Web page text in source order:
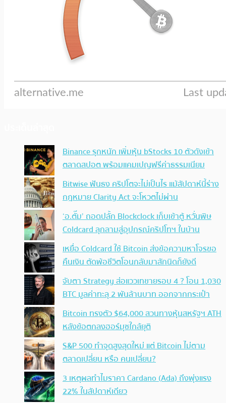
Binance รุกหนัก เพิ่มหุ้น bStocks 10 ตัวดังเข้า
ตลาดสปอต พร้อมแคมเปญฟรีค่าธรรมเนียม
Bitwise ฟันธง คริปโตจะไม่เป็นไร แม้สัปดาห์นี้ร่าง
กฎหมาย Clarity Act จะโหวตไม่ผ่าน
‘อ.ตั๊ม’ ถอดปลั้ก Blockclock เก็บเข้าตู้ หวั่นพิษ
Coldcard ลุกลามสู่อุปกรณ์คริปโทฯ ในบ้าน
เหยื่อ Coldcard ใช้ Bitcoin ส่งข้อความหาโจรขอ
คืนเงิน ตัดพ้อชีวิตโอนกลับมาสักนิดก็ยังดี
จับตา Strategy ส่อแววเทขายรอบ 4 ? โอน 1,030
BTC มูลค่าทะลุ 2 พันล้านบาท ออกจากกระเป๋า
Bitcoin ทรงตัว $64,000 สวนทางหุ้นสหรัฐฯ ATH
หลังข้อตกลงฮอร์มุซใกล้ยุติ
S&P 500 ทำจุดสูงสุดใหม่ แต่ Bitcoin ไม่ตาม
ตลาดเปลี่ยน หรือ คนเปลี่ยน?
3 เหตุผลทำไมราคา Cardano (Ada) ถึงพุ่งแรง
22% ในสัปดาห์เดียว